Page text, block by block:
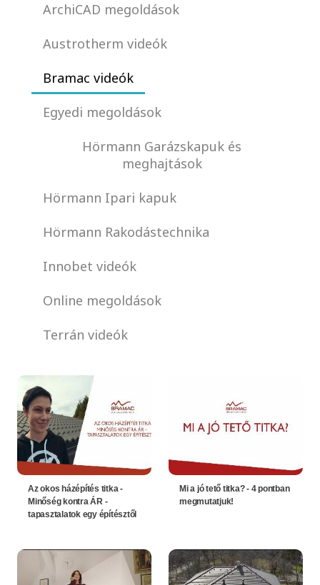
ArchiCAD megoldások
Austrotherm videók
Bramac videók
Egyedi megoldások
Hörmann Garázskapuk és
meghajtások
Hörmann Ipari kapuk
Hörmann Rakodástechnika
Innobet videók
Online megoldások
Terrán videók
Az okos házépítés titka -
Minőség kontra ÁR -
tapasztalatok egy építésztől
Mi a jó tető titka? - 4 pontban
megmutatjuk!